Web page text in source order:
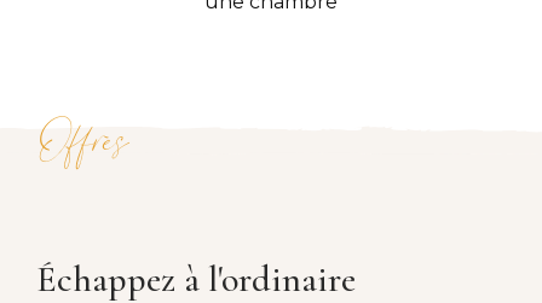
Offres
Échappez à l'ordinaire